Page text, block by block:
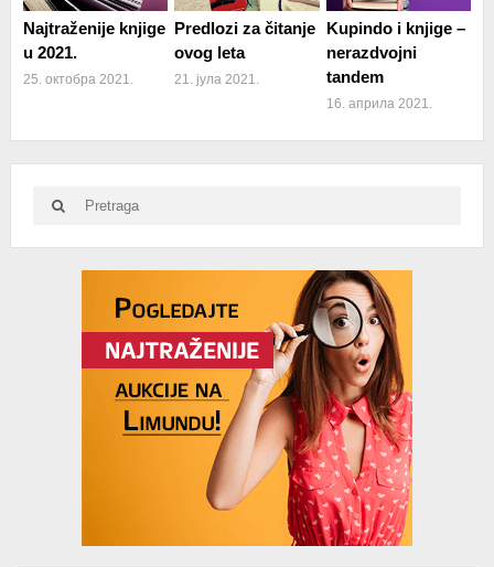
Najtraženije knjige
u 2021.
25. октобра 2021.
Predlozi za čitanje
ovog leta
21. јула 2021.
Kupindo i knjige –
nerazdvojni
tandem
16. априла 2021.
for:
Search